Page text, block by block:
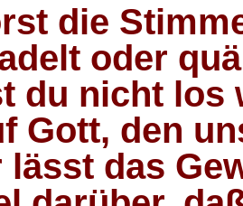
die
oder
du nicht los
Gott, den
lässt das